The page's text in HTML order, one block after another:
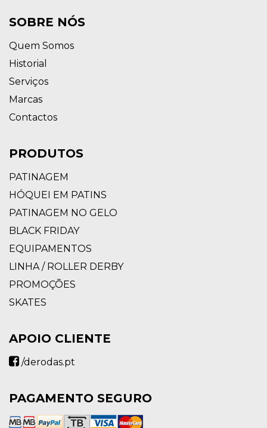
SOBRE NÓS
Quem Somos
Historial
Serviços
Marcas
Contactos
PRODUTOS
PATINAGEM
HÓQUEI EM PATINS
PATINAGEM NO GELO
BLACK FRIDAY
EQUIPAMENTOS
LINHA / ROLLER DERBY
PROMOÇÕES
SKATES
APOIO CLIENTE
/derodas.pt
PAGAMENTO SEGURO